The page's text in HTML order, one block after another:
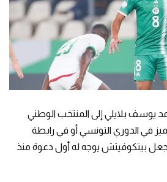
يوسف بلايلي إلى المنتخب الوطني
في الدوري التونسي أو في رابطة
جعل بيتكوفيتش يوجه له أول دعوة منذ